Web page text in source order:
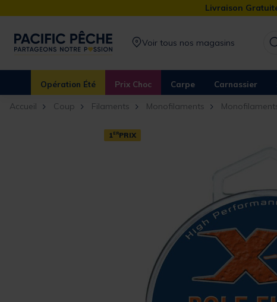
Livraison
Voir tous nos magasins
Opération Été Prix Choc Carpe Carnassier
Accueil Coup Filaments Monofilaments
1ERPRIX